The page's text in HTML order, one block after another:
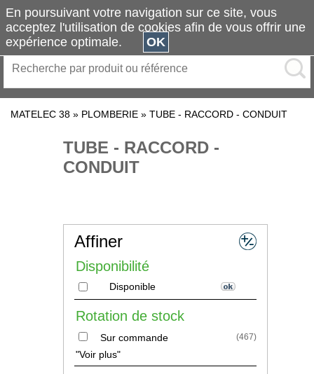
MATELEC 38 » PLOMBERIE » TUBE - RACCORD - CONDUIT
TUBE - RACCORD -
CONDUIT
Affiner
Disponibilité
Disponible
Rotation de stock
Sur commande (467)
"Voir plus"
En poursuivant votre navigation sur ce site, vous
acceptez l'utilisation de cookies afin de vous offrir une
expérience optimale.
OK